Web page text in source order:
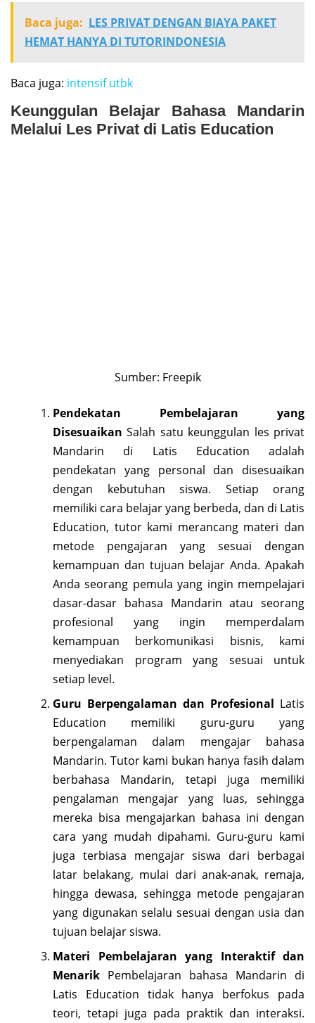
Baca juga: LES PRIVAT DENGAN BIAYA PAKET
HEMAT HANYA DI TUTORINDONESIA
Baca juga: intensif utbk
Keunggulan Belajar Bahasa Mandarin
Melalui Les Privat di Latis Education
Sumber: Freepik
Pendekatan Pembelajaran yang
Disesuaikan Salah satu keunggulan les privat
Mandarin di Latis Education adalah
pendekatan yang personal dan disesuaikan
dengan kebutuhan siswa. Setiap orang
memiliki cara belajar yang berbeda, dan di Latis
Education, tutor kami merancang materi dan
metode pengajaran yang sesuai dengan
kemampuan dan tujuan belajar Anda. Apakah
Anda seorang pemula yang ingin mempelajari
dasar-dasar bahasa Mandarin atau seorang
profesional yang ingin memperdalam
kemampuan berkomunikasi bisnis, kami
menyediakan program yang sesuai untuk
setiap level.
Guru Berpengalaman dan Profesional Latis
Education memiliki guru-guru yang
berpengalaman dalam mengajar bahasa
Mandarin. Tutor kami bukan hanya fasih dalam
berbahasa Mandarin, tetapi juga memiliki
pengalaman mengajar yang luas, sehingga
mereka bisa mengajarkan bahasa ini dengan
cara yang mudah dipahami. Guru-guru kami
juga terbiasa mengajar siswa dari berbagai
latar belakang, mulai dari anak-anak, remaja,
hingga dewasa, sehingga metode pengajaran
yang digunakan selalu sesuai dengan usia dan
tujuan belajar siswa.
Materi Pembelajaran yang Interaktif dan
Menarik Pembelajaran bahasa Mandarin di
Latis Education tidak hanya berfokus pada
teori, tetapi juga pada praktik dan interaksi.